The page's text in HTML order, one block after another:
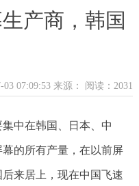
产商，韩国
03 07:09:53 来源： 阅读：2031
中在韩国、日本、中
的所有产量，在以前屏
来居上，现在中国飞速